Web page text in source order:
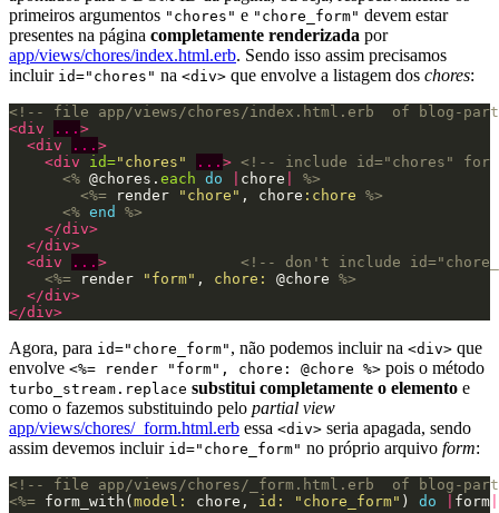
primeiros argumentos "chores" e "chore_form" devem estar
presentes na página completamente renderizada por
app/views/chores/index.html.erb. Sendo isso assim precisamos
incluir id="chores" na <div> que envolve a listagem dos chores:
<!-- file app/views/chores/index.html.erb  of blog-
<div
... >
<div
... >
<div
id="chores" ... > <!-- include id="chores" for
<% @chores . each do chore
%>
<%=
render "chore" , chore :chore %>
<% end
%>
</div>
</div>
<div
... >
<!-- don't include
<%=
render "form" , chore: @chore %>
</div>
</div>
Agora, para id="chore_form" , não podemos incluir na <div> que
envolve <%= render "form", chore: @chore %> pois o método
turbo_stream.replace substitui completamente o elemento e
como o fazemos substituindo pelo partial view
app/views/chores/_form.html.erb essa <div> seria apagada, sendo
assim devemos incluir id="chore_form" no próprio arquivo form:
<!-- file app/views/chores/_form.html.erb  of blog-
<%= form_with (model: chore , id: "chore_form" ) do form